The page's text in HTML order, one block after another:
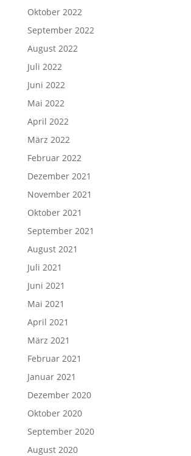
Oktober 2022
September 2022
August 2022
Juli 2022
Juni 2022
Mai 2022
April 2022
März 2022
Februar 2022
Dezember 2021
November 2021
Oktober 2021
September 2021
August 2021
Juli 2021
Juni 2021
Mai 2021
April 2021
März 2021
Februar 2021
Januar 2021
Dezember 2020
Oktober 2020
September 2020
August 2020